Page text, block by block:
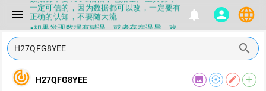
menu
一定可信的，因为数据都可以改，一定要有
正确的认知，不要随大流
▪如果发现数据有错误，或者存在误导，欢
迎积极反馈，Flashinfo尽量维护最正确的
指导性数据
▪兄弟们没事不要乱下载量产工具，过分了
下载服务会暂停一段时间才能恢复
notifications person language
search
track_changes H27QFG8YEE image filter_tilt_shift edit add